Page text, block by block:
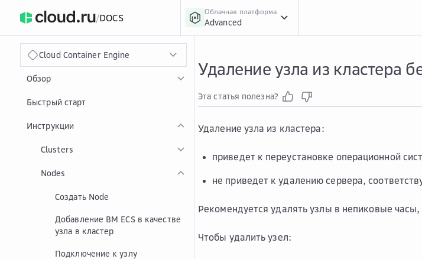
/DOCS
Облачная платформа
Advanced
Cloud Container Engine
Обзор
Быстрый старт
Инструкции
Clusters
Nodes
Создать Node
Добавление ВМ ECS в качестве
узла в кластер
Подключение к узлу
Удаление узла из кластера
Эта статья полезна?
Удаление узла из кластера:
приведет к переустановке операционной
не приведет к удалению сервера,
Рекомендуется удалять узлы в непиковые
Чтобы удалить узел: